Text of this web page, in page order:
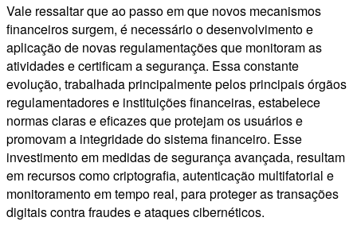
Vale ressaltar que ao passo em que novos mecanismos
financeiros surgem, é necessário o desenvolvimento e
aplicação de novas regulamentações que monitoram as
atividades e certificam a segurança. Essa constante
evolução, trabalhada principalmente pelos principais órgãos
regulamentadores e instituições financeiras, estabelece
normas claras e eficazes que protejam os usuários e
promovam a integridade do sistema financeiro. Esse
investimento em medidas de segurança avançada, resultam
em recursos como criptografia, autenticação multifatorial e
monitoramento em tempo real, para proteger as transações
digitais contra fraudes e ataques cibernéticos.